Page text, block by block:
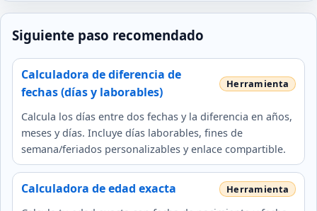
Siguiente paso recomendado
Calculadora de diferencia de
fechas (días y laborables)
Calcula los días entre dos fechas y la diferencia en años,
meses y días. Incluye días laborables, fines de
semana/feriados personalizables y enlace compartible.
Calculadora de edad exacta